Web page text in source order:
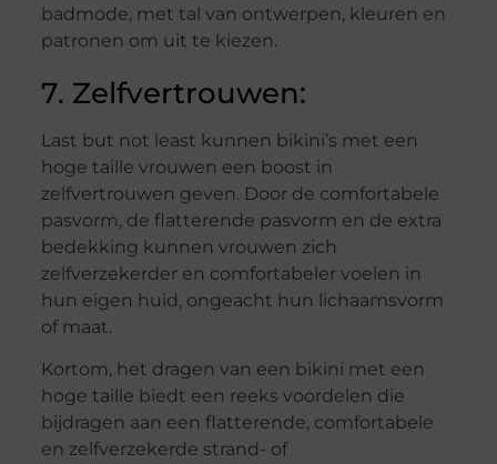
badmode, met tal van ontwerpen, kleuren en
patronen om uit te kiezen.
7. Zelfvertrouwen:
Last but not least kunnen bikini’s met een
hoge taille vrouwen een boost in
zelfvertrouwen geven. Door de comfortabele
pasvorm, de flatterende pasvorm en de extra
bedekking kunnen vrouwen zich
zelfverzekerder en comfortabeler voelen in
hun eigen huid, ongeacht hun lichaamsvorm
of maat.
Kortom, het dragen van een bikini met een
hoge taille biedt een reeks voordelen die
bijdragen aan een flatterende, comfortabele
en zelfverzekerde strand- of